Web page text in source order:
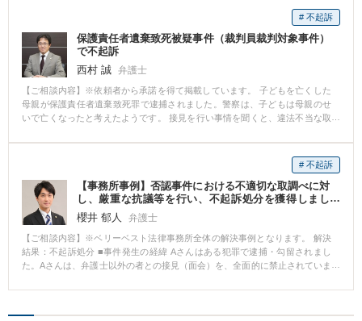
# 不起訴
保護責任者遺棄致死被疑事件（裁判員裁判対象事件）
で不起訴
西村 誠 弁護士
【ご相談内容】※依頼者から承諾を得て掲載しています。 子どもを亡くした
母親が保護責任者遺棄致死罪で逮捕されました。警察は、子どもは母親のせ
いで亡くなったと考えたようです。 接見を行い事情を聞くと、違法不当な取
いました。まさに、冤罪が起きようとしていたのです。 そこで、取調べでは
一切を黙秘するよう指示し、裁判所に対し勾留理由開示請求の手続きを取る
とともに、違法な取り調べに基づく逮捕勾留であるとして、勾留決定に対す
る準抗告の申し立てをしました。 勾留理由開示請求とは、裁判官に勾留の理
由を説明させる手続きです。公開法廷において意見陳述の機会があるため、
違法不当な取り調べがされていることを裁判官に対して具体的に主張しまし
た。これにより、捜査機関に対して、その後の取調べに対する牽制にもなり
ます。 結局、勾留は２０日間継続されましたが、弁護人が連日接見をするこ
とで違法な取り調べを阻止し（捜査機関の取り調べより弁護人の接見が優先
されるので、接見中は取り調べができない。）、事実と異なる自白を防ぎま
# 不起訴
【事務所事例】否認事件における不適切な取調べに対
し、厳重な抗議等を行い、不起訴処分を獲得しまし
た。
櫻井 郁人 弁護士
【ご相談内容】※ベリーベスト法律事務所全体の解決事例となります。 解決
結果：不起訴処分 ■事件発生の経緯 Aさんはある犯罪で逮捕・勾留されまし
た。Aさんは、弁護士以外の者との接見（面会）を、全面的に禁止されていま
ト」という冊子を差し入れ、ここに取り調べ状況を逐一記録するようお願い